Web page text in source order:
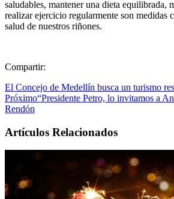
saludables, mantener una dieta equilibrada,
realizar ejercicio regularmente son medidas
salud de nuestros riñones.
Compartir:
El Concejo de Medellín busca un turismo
Próximo“Presidente Petro, lo invitamos a
Rendón
Artículos Relacionados